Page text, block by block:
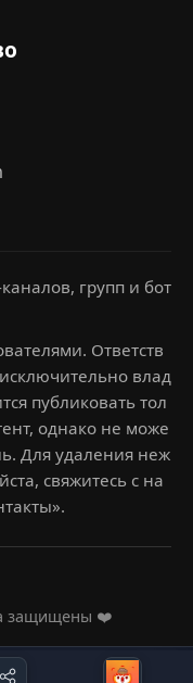
групп и бот
Ответств
влад
публиковать тол
однако не може
Для удаления неж
свяжитесь с на
защищены ❤️